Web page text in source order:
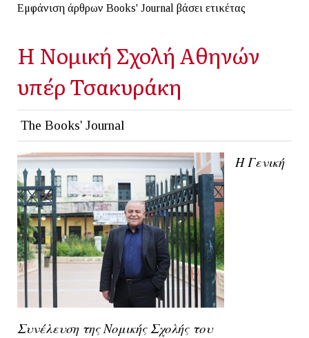
Εμφάνιση άρθρων Books' Journal βάσει ετικέτας
Η Νομική Σχολή Αθηνών
υπέρ Τσακυράκη
The Books' Journal
Η Γενική
Συνέλευση της Νομικής Σχολής του